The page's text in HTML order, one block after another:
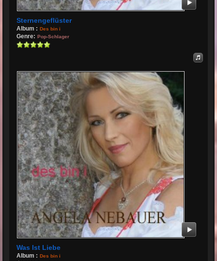
Sternengeflüster
Album : Des bin i
Genre: Pop-Schlager
Was Ist Liebe
Album : Des bin i